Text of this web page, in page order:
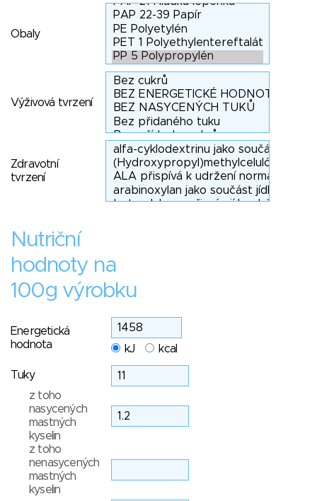
Obaly
Výživová tvrzení
Zdravotní
tvrzení
Nutriční
hodnoty na
100g výrobku
Energetická
hodnota
kJ kcal
Tuky
z toho
nasycených
mastných
kyselin
z toho
nenasycených
mastných
kyselin